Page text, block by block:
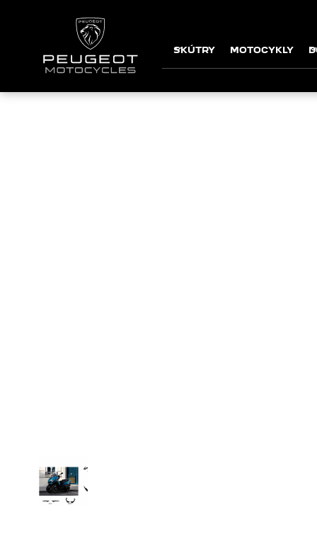
SKÚTRY MOTOCYKLY